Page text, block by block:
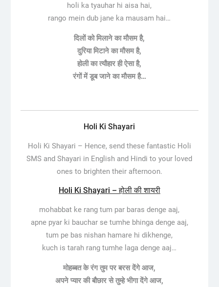
holi ka tyauhar hi aisa hai,
rango mein dub jane ka mausam hai…
दिलों को मिलाने का मौसम है,
दुरिया मिटाने का मौसम है,
होली का त्यौहार ही ऐसा है,
रंगों में डूब जाने का मौसम है…
Holi Ki Shayari
Holi Ki Shayari – Hence, send these fantastic Holi
SMS and Shayari in English and Hindi to your loved
ones to brighten their afternoon.
Holi Ki Shayari – होली की शायरी
mohabbat ke rang tum par baras denge aaj,
apne pyar ki bauchar se tumhe bhinga denge aaj,
tum pe bas nishan hamare hi dikhenge,
kuch is tarah rang tumhe laga denge aaj…
मोहब्बत के रंग तुम पर बरस देंगे आज,
अपने प्यार की बौछार से तुम्हे भीगा देंगे आज,